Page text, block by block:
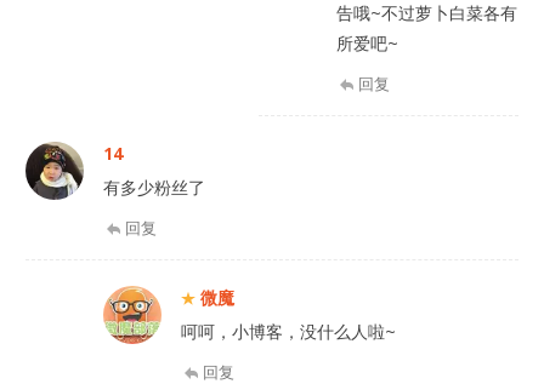
告哦~不过萝卜白菜各有
所爱吧~
回复
14
有多少粉丝了
回复
微魔
呵呵，小博客，没什么人啦~
回复